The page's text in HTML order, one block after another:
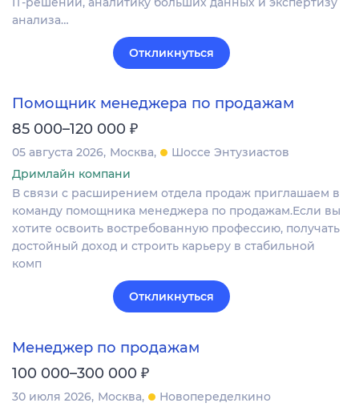
анализа…
Откликнуться
Помощник менеджера по продажам
85 000–120 000 ₽
05 августа 2026 Москва
Шоссе Энтузиастов
Дримлайн компани
В связи с расширением отдела продаж приглашаем в
команду помощника менеджера по продажам.Если вы
хотите освоить востребованную профессию, получать
достойный доход и строить карьеру в стабильной
комп
Откликнуться
Менеджер по продажам
100 000–300 000 ₽
30 июля 2026 Москва
Новопеределкино